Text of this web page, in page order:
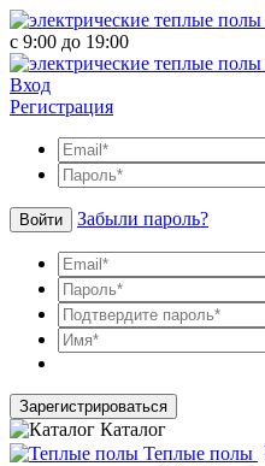
с 9:00 до 19:00
Вход
Регистрация
Войти Забыли пароль?
Зарегистрироваться
Каталог
Теплые полы